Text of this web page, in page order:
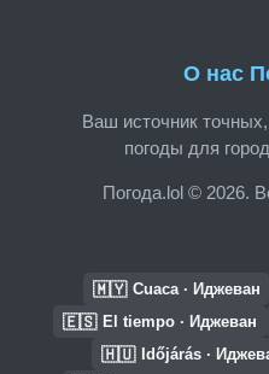
О нас
Ваш источник
погоды для
Погода.lol © 2026.
🇲🇾 Cuaca · Иджеван
🇪🇸 El tiempo · Иджеван
🇭🇺 Időjárás ·